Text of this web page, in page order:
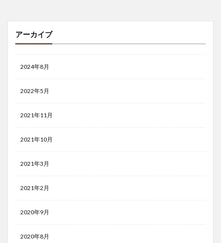
アーカイブ
2024年8月
2022年5月
2021年11月
2021年10月
2021年3月
2021年2月
2020年9月
2020年8月